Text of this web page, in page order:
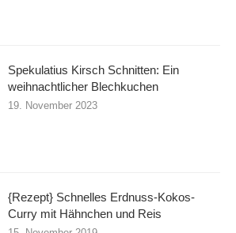
Spekulatius Kirsch Schnitten: Ein
weihnachtlicher Blechkuchen
19. November 2023
{Rezept} Schnelles Erdnuss-Kokos-
Curry mit Hähnchen und Reis